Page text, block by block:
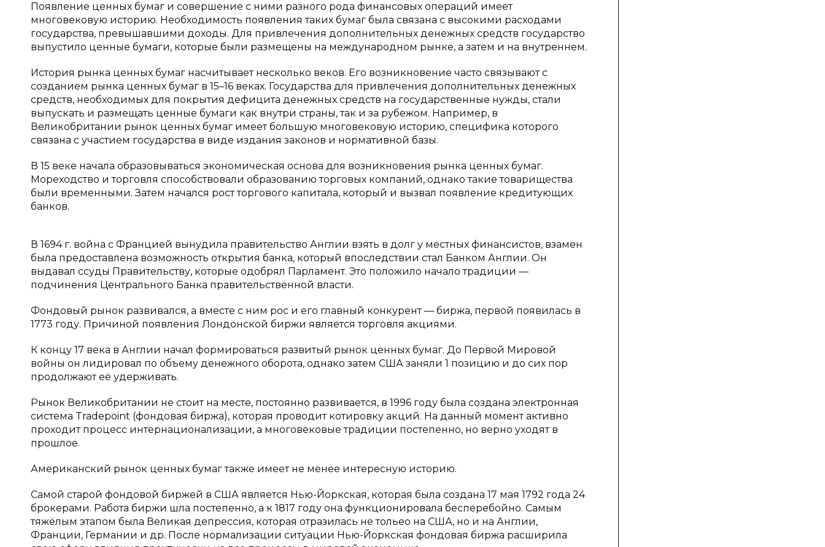
Появление ценных бумаг и совершение с ними разного рода финансовых операций имеет
многовековую историю. Необходимость появления таких бумаг была связана с высокими расходами
государства, превышавшими доходы. Для привлечения дополнительных денежных средств государство
выпустило ценные бумаги, которые были размещены на международном рынке, а затем и на внутреннем.
История рынка ценных бумаг насчитывает несколько веков. Его возникновение часто связывают с
созданием рынка ценных бумаг в 15–16 веках. Государства для привлечения дополнительных денежных
средств, необходимых для покрытия дефицита денежных средств на государственные нужды, стали
выпускать и размещать ценные бумаги как внутри страны, так и за рубежом. Например, в
Великобритании рынок ценных бумаг имеет большую многовековую историю, специфика которого
связана с участием государства в виде издания законов и нормативной базы.
В 15 веке начала образовываться экономическая основа для возникновения рынка ценных бумаг.
Мореходство и торговля способствовали образованию торговых компаний, однако такие товарищества
были временными. Затем начался рост торгового капитала, который и вызвал появление кредитующих
банков.
В 1694 г. война с Францией вынудила правительство Англии взять в долг у местных финансистов, взамен
была предоставлена возможность открытия банка, который впоследствии стал Банком Англии. Он
выдавал ссуды Правительству, которые одобрял Парламент. Это положило начало традиции —
подчинения Центрального Банка правительственной власти.
Фондовый рынок развивался, а вместе с ним рос и его главный конкурент — биржа, первой появилась в
1773 году. Причиной появления Лондонской биржи является торговля акциями.
К концу 17 века в Англии начал формироваться развитый рынок ценных бумаг. До Первой Мировой
войны он лидировал по объему денежного оборота, однако затем США заняли 1 позицию и до сих пор
продолжают её удерживать.
Рынок Великобритании не стоит на месте, постоянно развивается, в 1996 году была создана электронная
система Tradepoint (фондовая биржа), которая проводит котировку акций. На данный момент активно
проходит процесс интернационализации, а многовековые традиции постепенно, но верно уходят в
прошлое.
Американский рынок ценных бумаг также имеет не менее интересную историю.
Самой старой фондовой биржей в США является Нью-Йоркская, которая была создана 17 мая 1792 года 24
брокерами. Работа биржи шла постепенно, а к 1817 году она функционировала бесперебойно. Самым
тяжёлым этапом была Великая депрессия, которая отразилась не тольео на США, но и на Англии,
Франции, Германии и др. После нормализации ситуации Нью-Йоркская фондовая биржа расширила